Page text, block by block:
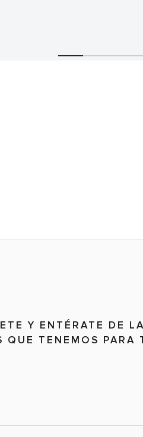
Y ENTÉRATE DE
QUE TENEMOS PARA